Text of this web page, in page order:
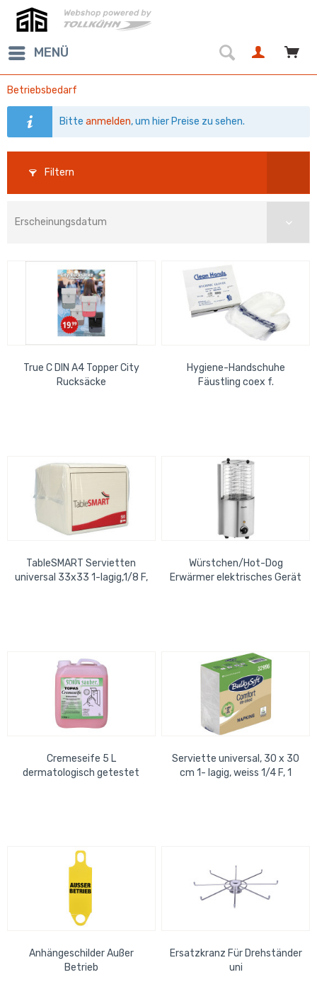
MENÜ
Betriebsbedarf
Bitteanmelden, um hier Preise zu sehen.
Filtern
True C DIN A4 Topper City
Rucksäcke
Hygiene-Handschuhe
Fäustling coex f.
TableSMART Servietten
universal 33x33 1-lagig,1/8 F,
Würstchen/Hot-Dog
Erwärmer elektrisches Gerät
Cremeseife 5 L
dermatologisch getestet
Serviette universal, 30 x 30
cm 1- lagig, weiss 1/4 F, 1
Anhängeschilder Außer
Betrieb
Ersatzkranz Für Drehständer
uni